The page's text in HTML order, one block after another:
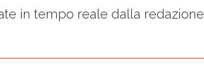
in tempo reale dalla redazione